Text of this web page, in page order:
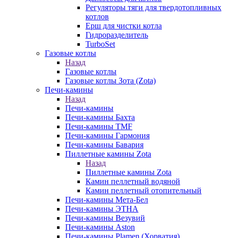
Регуляторы тяги для твердотопливных
котлов
Ерш для чистки котла
Гидроразделитель
TurboSet
Газовые котлы
Назад
Газовые котлы
Газовые котлы Зота (Zota)
Печи-камины
Назад
Печи-камины
Печи-камины Бахта
Печи-камины TMF
Печи-камины Гармония
Печи-камины Бавария
Пиллетные камины Zota
Назад
Пиллетные камины Zota
Камин пеллетный водяной
Камин пеллетный отопительный
Печи-камины Мета-Бел
Печи-камины ЭТНА
Печи-камины Везувий
Печи-камины Aston
Печи-камины Plamen (Хорватия)